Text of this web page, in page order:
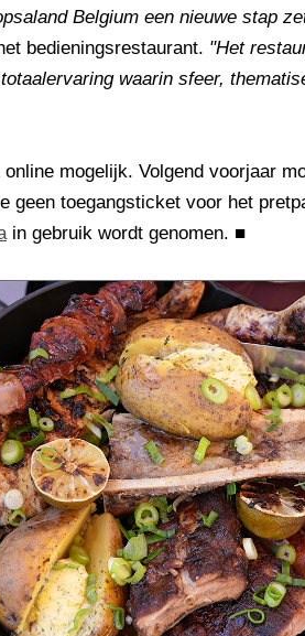
Belgium een nieuwe stap
bedieningsrestaurant. "Het
waarin sfeer,
mogelijk. Volgend voorjaar
geen toegangsticket voor het
in gebruik wordt genomen. ■